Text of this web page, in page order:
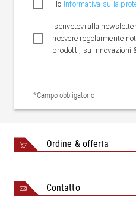
Ho Informativa sulla
Iscrivetevi alla
ricevere regolarmente
prodotti, su innovazioni
*Campo obbligatorio
Ordine & offerta
Contatto